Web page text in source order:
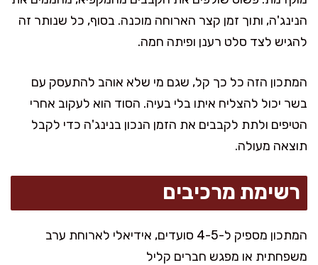
הנינג'ה, ותוך זמן קצר הארוחה מוכנה. בסוף, כל שנותר זה
להגיש לצד סלט רענן ופיתה חמה.
המתכון הזה כל כך קל, שגם מי שלא אוהב להתעסק עם
בשר יכול להצליח איתו בלי בעיה. הסוד הוא לעקוב אחרי
הטיפים ולתת לקבבים את הזמן הנכון בנינג'ה כדי לקבל
תוצאה מעולה.
רשימת מרכיבים
המתכון מספיק ל-4-5 סועדים, אידיאלי לארוחת ערב
משפחתית או מפגש חברים קליל